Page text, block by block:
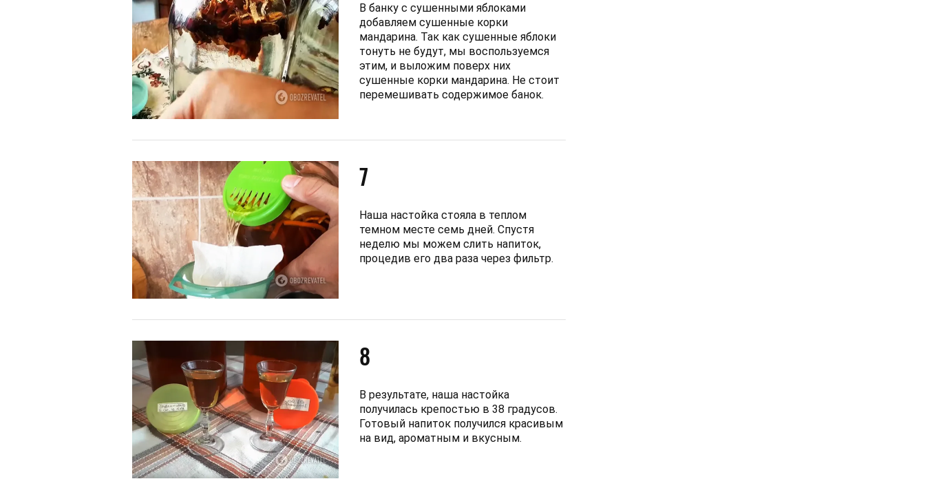
В банку с сушенными яблоками
добавляем сушенные корки
мандарина. Так как сушенные яблоки
тонуть не будут, мы воспользуемся
этим, и выложим поверх них
сушенные корки мандарина. Не стоит
перемешивать содержимое банок.
7
Наша настойка стояла в теплом
темном месте семь дней. Спустя
неделю мы можем слить напиток,
процедив его два раза через фильтр.
8
В результате, наша настойка
получилась крепостью в 38 градусов.
Готовый напиток получился красивым
на вид, ароматным и вкусным.